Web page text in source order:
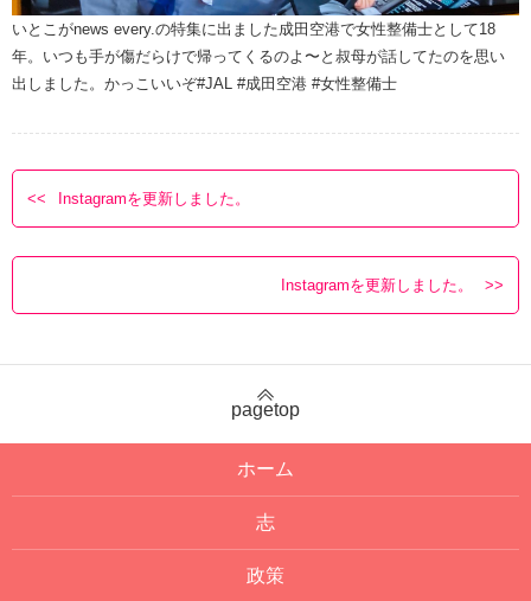
いとこがnews every.の特集に出ました️成田空港で女性整備士として18
年。いつも手が傷だらけで帰ってくるのよ〜と叔母が話してたのを思い
出しました。かっこいいぞ️#JAL #成田空港 #女性整備士
Instagramを更新しました。
Instagramを更新しました。
pagetop
ホーム
志
政策